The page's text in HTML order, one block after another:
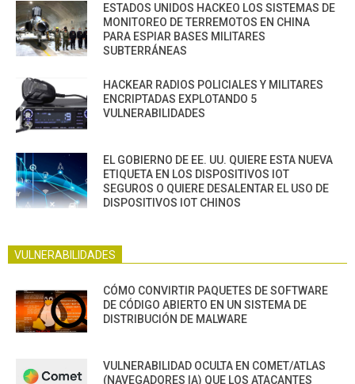
ESTADOS UNIDOS HACKEO LOS SISTEMAS DE
MONITOREO DE TERREMOTOS EN CHINA
PARA ESPIAR BASES MILITARES
SUBTERRÁNEAS
HACKEAR RADIOS POLICIALES Y MILITARES
ENCRIPTADAS EXPLOTANDO 5
VULNERABILIDADES
EL GOBIERNO DE EE. UU. QUIERE ESTA NUEVA
ETIQUETA EN LOS DISPOSITIVOS IOT
SEGUROS O QUIERE DESALENTAR EL USO DE
DISPOSITIVOS IOT CHINOS
VULNERABILIDADES
CÓMO CONVIRTIR PAQUETES DE SOFTWARE
DE CÓDIGO ABIERTO EN UN SISTEMA DE
DISTRIBUCIÓN DE MALWARE
VULNERABILIDAD OCULTA EN COMET/ATLAS
(NAVEGADORES IA) QUE LOS ATACANTES